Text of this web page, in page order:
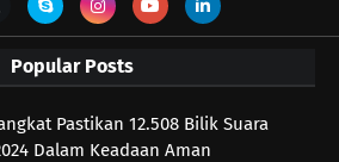
Popular Posts
Pastikan 12.508 Bilik Suara
Dalam Keadaan Aman